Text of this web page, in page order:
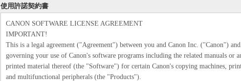
使用許諾契約書
CANON SOFTWARE LICENSE AGREEMENT
IMPORTANT!
This is a legal agreement ("Agreement") between you and Canon Inc. ("Canon") and
governing your use of Canon's software programs including the related manuals or
printed material thereof (the "Software") for certain Canon's copying machines,
and multifunctional peripherals (the "Products").